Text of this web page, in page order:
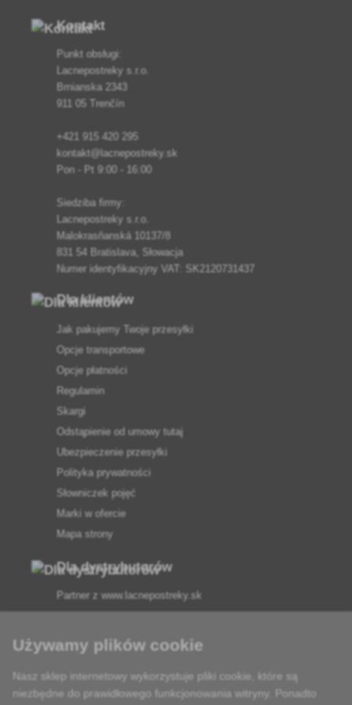
Kontakt
Punkt obsługi:
Lacnepostreky s.r.o.
Brnianska 2343
911 05 Trenčín
+421 915 420 295
kontakt@lacnepostreky.sk
Pon - Pt 9:00 - 16:00
Siedziba firmy:
Lacnepostreky s.r.o.
Malokrasňanská 10137/8
831 54 Bratislava, Słowacja
Numer identyfikacyjny VAT: SK2120731437
Dla klientów
Jak pakujemy Twoje przesyłki
Opcje transportowe
Opcje płatności
Regulamin
Skargi
Odstąpienie od umowy tutaj
Ubezpieczenie przesyłki
Polityka prywatności
Słowniczek pojęć
Marki w ofercie
Mapa strony
Dla dystrybutorów
Partner z www.lacnepostreky.sk
Zawsze służymy fachową poradą
Używamy plików cookie
Nasz sklep internetowy wykorzystuje pliki cookie, które są
niezbędne do prawidłowego funkcjonowania witryny. Ponadto